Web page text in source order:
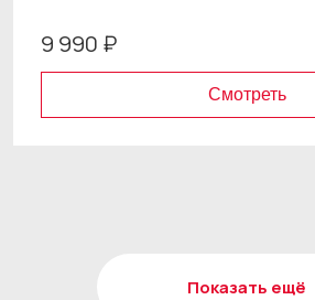
9 990 ₽
Смотреть
Показать ещё